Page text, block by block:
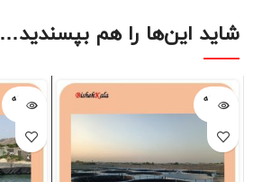
شاید این‌ها را هم بپسندید…
فروخته
شده
فروخته
شده